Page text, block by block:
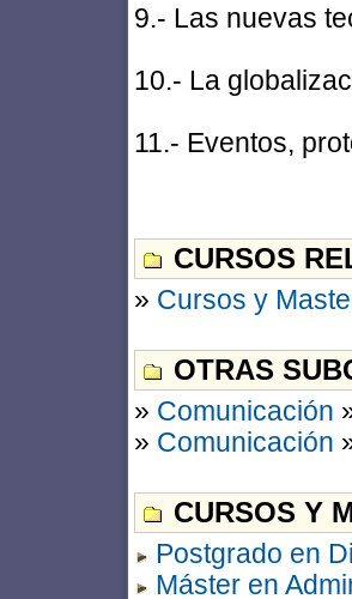
9.- Las nuevas
10.- La
11.- Eventos,
CURSOS
» Cursos y
OTRAS
» Comunicación
» Comunicación
CURSOS Y
Postgrado en
Máster en